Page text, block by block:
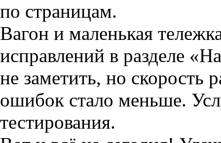
по страницам.
Вагон и маленькая
исправлений в разделе
не заметить, но скорость
ошибок стало меньше.
тестирования.